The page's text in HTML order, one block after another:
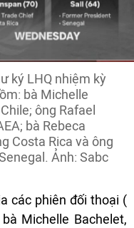
ký LHQ nhiệm kỳ
bà Michelle
ông Rafael
bà Rebeca
Costa Rica và ông
Ảnh: Sabc
các phiên đối thoại (
Michelle Bachelet,